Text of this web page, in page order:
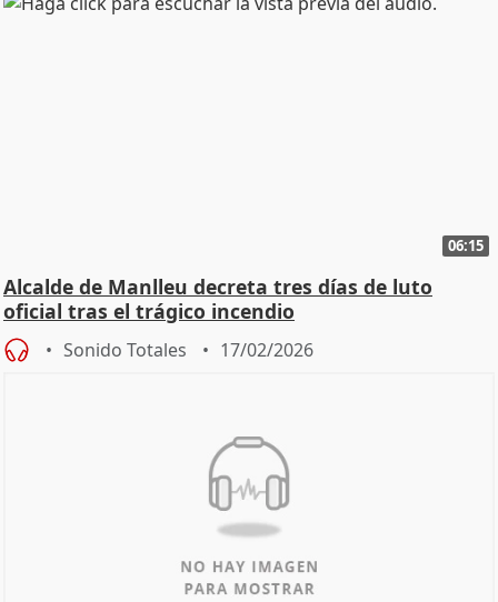
06:15
Alcalde de Manlleu decreta tres días de luto
oficial tras el trágico incendio
Sonido Totales 17/02/2026